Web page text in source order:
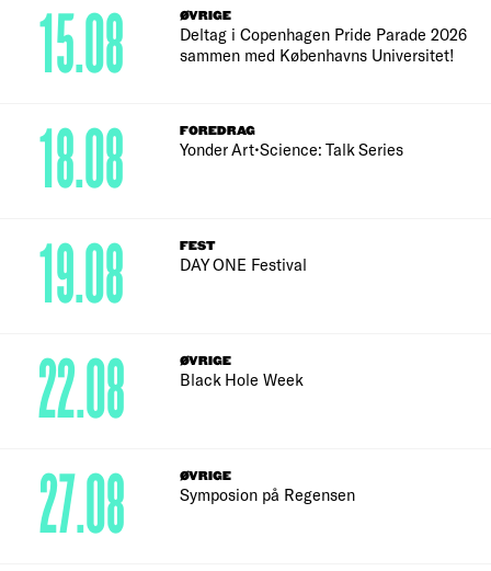
ØVRIGE
Deltag i Copenhagen Pride Parade 2026
sammen med Københavns Universitet!
15.08
FOREDRAG
Yonder Art•Science: Talk Series
18.08
FEST
DAY ONE Festival
19.08
ØVRIGE
Black Hole Week
22.08
ØVRIGE
Symposion på Regensen
27.08